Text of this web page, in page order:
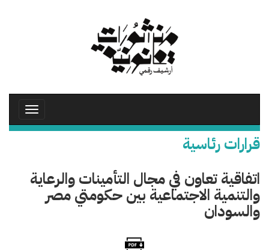
Toggle
قرارات رئاسية
اتفاقية تعاون في مجال التأمينات والرعاية
والتنمية الاجتماعية بين حكومتي مصر
والسودان